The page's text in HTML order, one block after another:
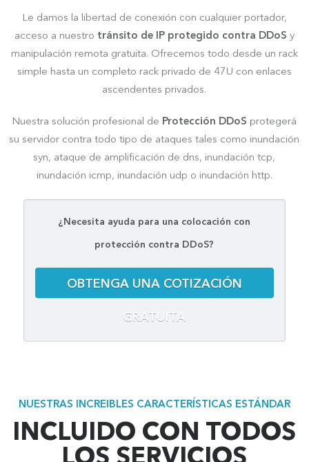
Le damos la libertad de conexión con cualquier portador,
acceso a nuestro tránsito de IP protegido contra DDoS y
manipulación remota gratuita. Ofrecemos todo desde un rack
simple hasta un completo rack privado de 47U con enlaces
ascendentes privados.
Nuestra solución profesional de Protección DDoS protegerá
su servidor contra todo tipo de ataques tales como inundación
syn, ataque de amplificación de dns, inundación tcp,
inundación icmp, inundación udp o inundación http.
¿Necesita ayuda para una colocación con
protección contra DDoS?
OBTENGA UNA COTIZACIÓN
GRATUITA
NUESTRAS INCREIBLES CARACTERÍSTICAS ESTÁNDAR
INCLUIDO CON TODOS